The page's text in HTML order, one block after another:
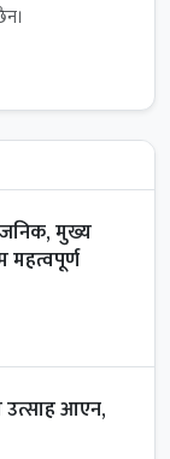
मुख्य
उत्साह आएन,